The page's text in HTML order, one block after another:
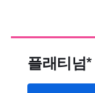
플래티넘*